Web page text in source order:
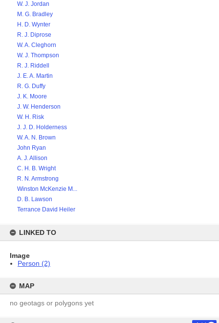
W. J. Jordan
M. G. Bradley
H. D. Wynter
R. J. Diprose
W. A. Cleghorn
W. J. Thompson
R. J. Riddell
J. E. A. Martin
R. G. Duffy
J. K. Moore
J. W. Henderson
W. H. Risk
J. J. D. Holderness
W. A. N. Brown
John Ryan
A. J. Allison
C. H. B. Wright
R. N. Armstrong
Winston McKenzie M...
D. B. Lawson
Terrance David Heiler
LINKED TO
Image
Person (2)
MAP
no geotags or polygons yet